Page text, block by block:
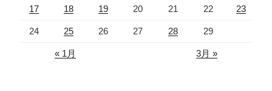
17 18 19 20 21 22 23
24 25 26 27 28 29
« 1月 3月 »